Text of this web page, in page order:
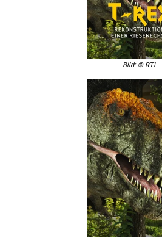
Bild: © RTL